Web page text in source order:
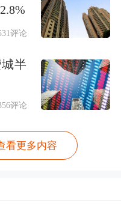
处招股书
身智能与四足机
业，公司聚焦工
落地，为 “杭州
评论
半
评论
看更多内容